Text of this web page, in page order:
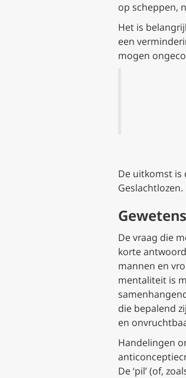
op scheppen,
Het is
een
mogen
De uitkomst is
Geslachtlozen.
De vraag die
korte
mannen en
mentaliteit is
die bepalend
en
Handelingen
De ‘pil’ (of,